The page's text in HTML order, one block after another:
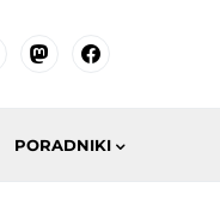
PORADNIKI